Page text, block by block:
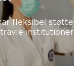
institutioner